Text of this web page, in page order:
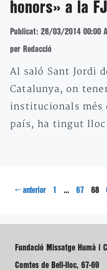
honors» a la
Publicat: 28/03/2014 00:00
per Redacció
Al saló Sant Jordi
Catalunya, on
institucionals més
país, ha tingut
← anterior Pàgina
… Pàgina
67 68
Fundació Missatge Humà i
Comtes de Bell-lloc, 67-69